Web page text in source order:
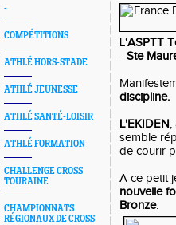
-
COMPÉTITIONS
ATHLÉ HORS-STADE
ATHLÉ JEUNESSE
ATHLÉ SANTÉ-LOISIR
ATHLÉ FORMATION
CHALLENGE CROSS
TOURAINE
CHAMPIONNATS
RÉGIONAUX DE CROSS
L'ASPTT
- Ste
discipline.
L'EKIDEN,
semble
de courir
A ce petit
nouvelle
Bronze.